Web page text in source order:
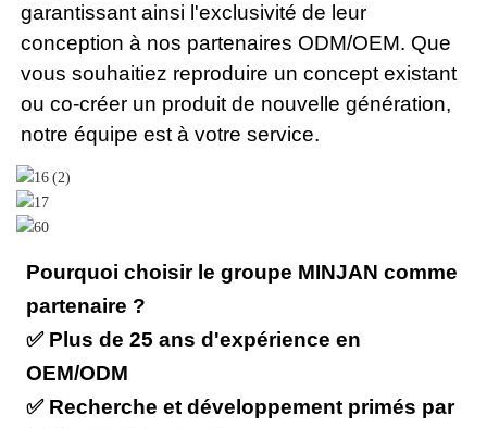
garantissant ainsi l'exclusivité de leur
conception à nos partenaires ODM/OEM. Que
vous souhaitiez reproduire un concept existant
ou co-créer un produit de nouvelle génération,
notre équipe est à votre service.
Pourquoi choisir le groupe MINJAN comme
partenaire ?
✅ Plus de 25 ans d'expérience en
OEM/ODM
✅ Recherche et développement primés par